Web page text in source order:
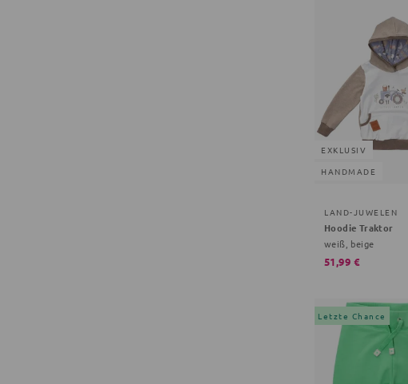
EXKLUSIV
HANDMADE
LAND-JUWELEN
Hoodie Traktor
weiß, beige
51,99 €
Letzte Chance